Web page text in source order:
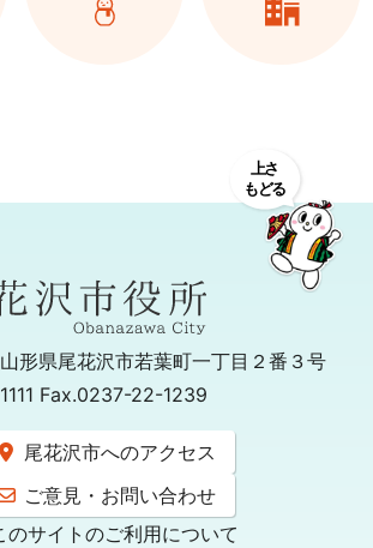
山形県尾花沢市若葉町一丁目２番３号
Fax.0237-22-1239
尾花沢市へのアクセス
ご意見・お問い合わせ
のサイトのご利用について